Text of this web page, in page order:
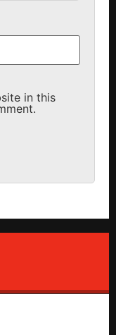
in this